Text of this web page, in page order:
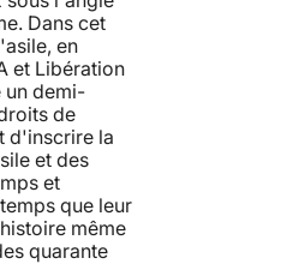
Dans cet
en
et Libération
un demi-
de
d'inscrire la
et des
et
que leur
même
quarante